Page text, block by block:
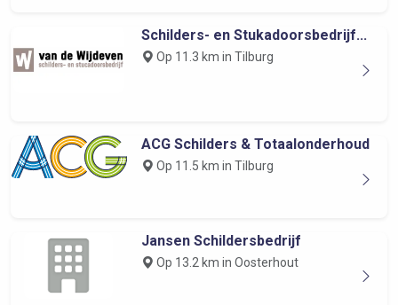
Schilders- en Stukadoorsbedrijf...
Op 11.3 km in Tilburg
ACG Schilders & Totaalonderhoud
Op 11.5 km in Tilburg
Jansen Schildersbedrijf
Op 13.2 km in Oosterhout